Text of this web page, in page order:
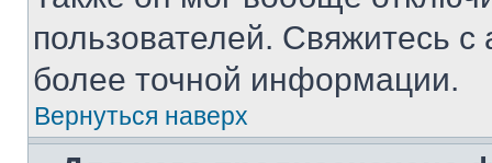
пользователей. Свяжитесь
более точной информации.
Вернуться наверх